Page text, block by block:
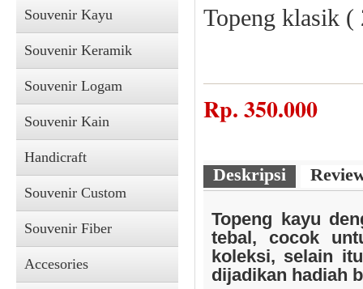
Souvenir Kayu
Souvenir Keramik
Souvenir Logam
Souvenir Kain
Handicraft
Souvenir Custom
Souvenir Fiber
Accesories
Topeng klasik (
Rp.350.000
Deskripsi
Topeng kayu
tebal, cocok
koleksi, selain
dijadikan hadiah